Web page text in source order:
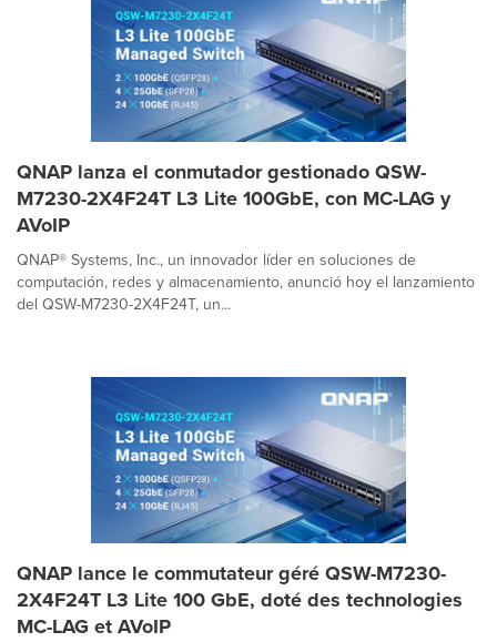
QNAP lanza el conmutador gestionado QSW-
M7230-2X4F24T L3 Lite 100GbE, con MC-LAG y
AVoIP
QNAP® Systems, Inc., un innovador líder en soluciones de
computación, redes y almacenamiento, anunció hoy el lanzamiento
del QSW-M7230-2X4F24T, un...
QNAP lance le commutateur géré QSW-M7230-
2X4F24T L3 Lite 100 GbE, doté des technologies
MC-LAG et AVoIP